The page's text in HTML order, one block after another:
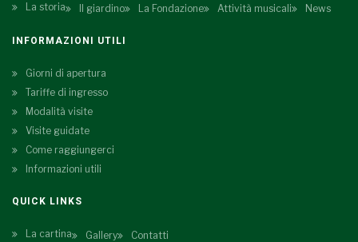
La storia Il giardino La Fondazione Attività musicali News
INFORMAZIONI UTILI
Giorni di apertura
Tariffe di ingresso
Modalità visite
Visite guidate
Come raggiungerci
Informazioni utili
QUICK LINKS
La cartina Gallery Contatti